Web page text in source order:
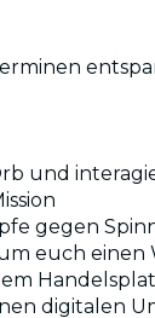
und
gegen
euch
digitalen